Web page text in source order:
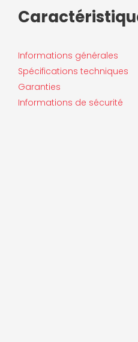
Informations générales
Spécifications techniques
Garanties
Informations de sécurité